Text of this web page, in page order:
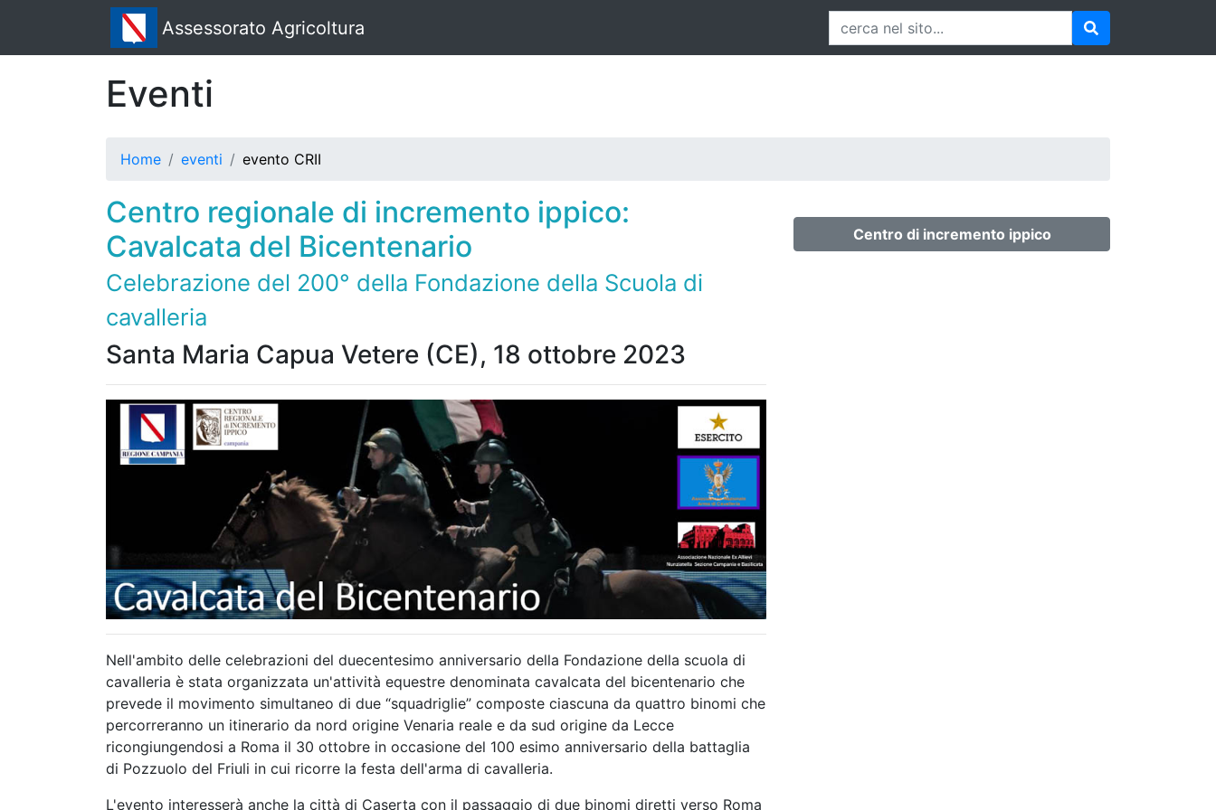
Assessorato Agricoltura
Eventi
Home eventi evento CRII
Centro regionale di incremento ippico:
Cavalcata del Bicentenario
Celebrazione del 200° della Fondazione della Scuola di
cavalleria
Santa Maria Capua Vetere (CE), 18 ottobre 2023
Nell'ambito delle celebrazioni del duecentesimo anniversario della Fondazione della scuola di
cavalleria è stata organizzata un'attività equestre denominata cavalcata del bicentenario che
prevede il movimento simultaneo di due “squadriglie” composte ciascuna da quattro binomi che
percorreranno un itinerario da nord origine Venaria reale e da sud origine da Lecce
ricongiungendosi a Roma il 30 ottobre in occasione del 100 esimo anniversario della battaglia
di Pozzuolo del Friuli in cui ricorre la festa dell'arma di cavalleria.
L'evento interesserà anche la città di Caserta con il passaggio di due binomi diretti verso Roma
Centro di incremento ippico